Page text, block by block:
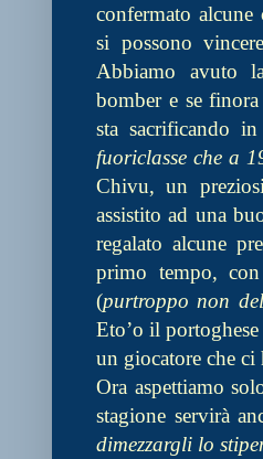
confermato alcune
si possono
Abbiamo avuto
bomber e se
sta sacrificando
fuoriclasse che a
Chivu, un
assistito ad una
regalato alcune
primo tempo,
(purtroppo non
Eto’o il
un giocatore che ci
Ora aspettiamo
stagione servirà
dimezzargli lo